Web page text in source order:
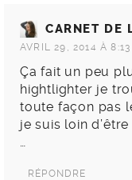
CARNET DE
AVRIL 29, 2014 À 8:13
Ça fait un peu
hightlighter je
toute façon pas
je suis loin
…
RÉPONDRE